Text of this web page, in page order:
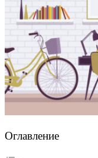
Оглавление